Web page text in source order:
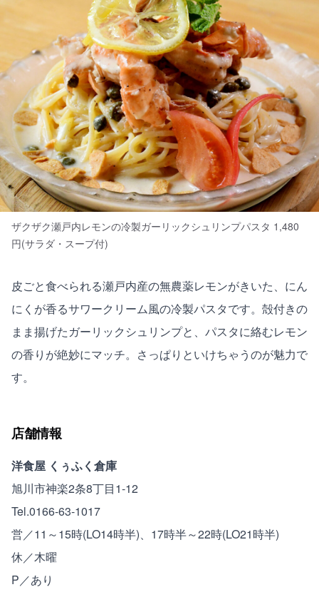
ザクザク瀬戸内レモンの冷製ガーリックシュリンプパスタ 1,480
円(サラダ・スープ付)
皮ごと食べられる瀬戸内産の無農薬レモンがきいた、にん
にくが香るサワークリーム風の冷製パスタです。殻付きの
まま揚げたガーリックシュリンプと、パスタに絡むレモン
の香りが絶妙にマッチ。さっぱりといけちゃうのが魅力で
す。
店舗情報
洋食屋 くぅふく倉庫
旭川市神楽2条8丁目1-12
Tel.0166-63-1017
営／11～15時(LO14時半)、17時半～22時(LO21時半)
休／木曜
P／あり